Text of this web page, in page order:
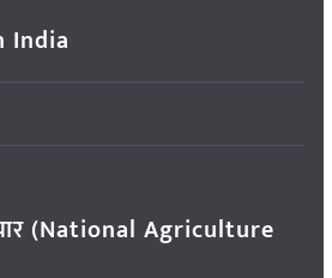
India
(National Agriculture